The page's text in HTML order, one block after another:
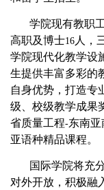
学院现有教职
高职及博士16 人，
学院现代化教学设
生提供丰富多彩的
自身优势，打造专
级、校级教学成果
省质量工程-东南
亚语种精品课程。
国际学院将充
对外开放，积极融